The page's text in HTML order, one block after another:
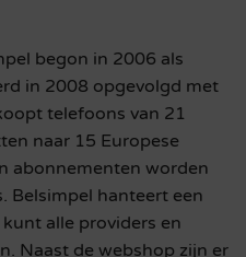
begon in 2006 als
in 2008 opgevolgd met
telefoons van 21
naar 15 Europese
abonnementen worden
Belsimpel hanteert een
kunt alle providers en
Naast de webshop zijn er